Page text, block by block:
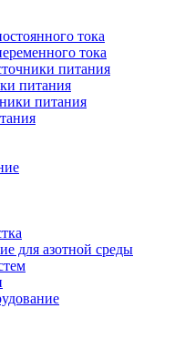
тока
тока
питания
питания
питания
для азотной среды